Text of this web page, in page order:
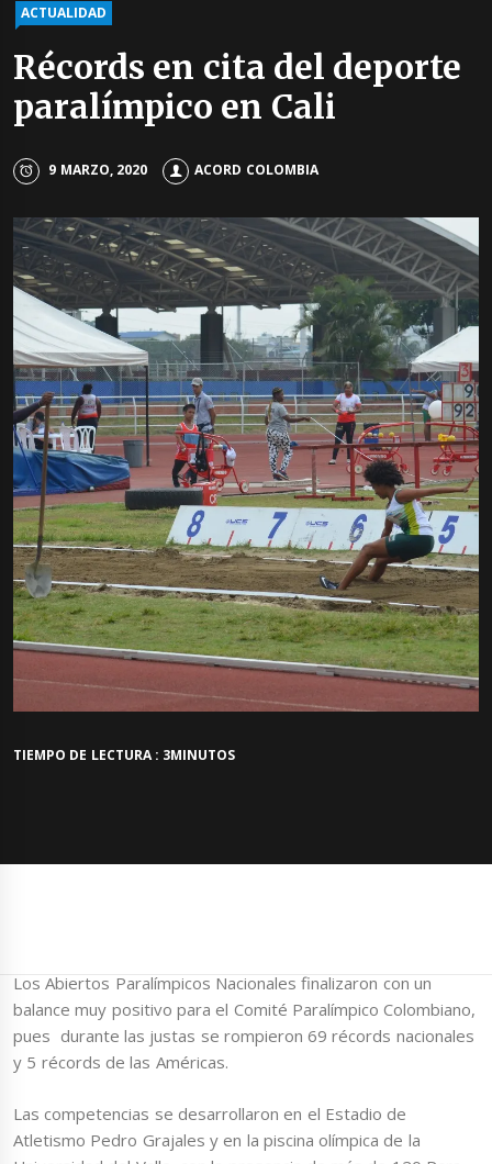
ACTUALIDAD
Récords en cita del deporte
paralímpico en Cali
9 MARZO, 2020 ACORD COLOMBIA
TIEMPO DE LECTURA : 3MINUTOS
Los Abiertos Paralímpicos Nacionales finalizaron con un
balance muy positivo para el Comité Paralímpico Colombiano,
pues durante las justas se rompieron 69 récords nacionales
y 5 récords de las Américas.
Las competencias se desarrollaron en el Estadio de
Atletismo Pedro Grajales y en la piscina olímpica de la